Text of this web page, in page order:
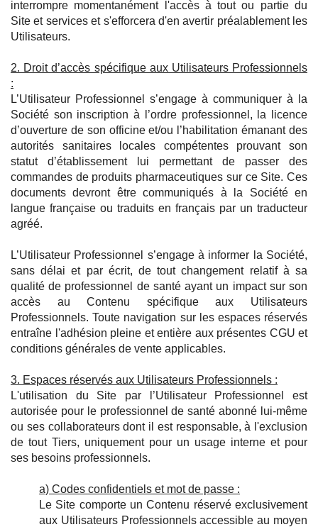
interrompre momentanément l'accès à tout ou partie du
Site et services et s'efforcera d'en avertir préalablement les
Utilisateurs.
2. Droit d’accès spécifique aux Utilisateurs Professionnels
:
L’Utilisateur Professionnel s’engage à communiquer à la
Société son inscription à l’ordre professionnel, la licence
d’ouverture de son officine et/ou l’habilitation émanant des
autorités sanitaires locales compétentes prouvant son
statut d’établissement lui permettant de passer des
commandes de produits pharmaceutiques sur ce Site. Ces
documents devront être communiqués à la Société en
langue française ou traduits en français par un traducteur
agréé.
L’Utilisateur Professionnel s’engage à informer la Société,
sans délai et par écrit, de tout changement relatif à sa
qualité de professionnel de santé ayant un impact sur son
accès au Contenu spécifique aux Utilisateurs
Professionnels. Toute navigation sur les espaces réservés
entraîne l'adhésion pleine et entière aux présentes CGU et
conditions générales de vente applicables.
3. Espaces réservés aux Utilisateurs Professionnels :
L'utilisation du Site par l’Utilisateur Professionnel est
autorisée pour le professionnel de santé abonné lui-même
ou ses collaborateurs dont il est responsable, à l'exclusion
de tout Tiers, uniquement pour un usage interne et pour
ses besoins professionnels.
a) Codes confidentiels et mot de passe :
Le Site comporte un Contenu réservé exclusivement
aux Utilisateurs Professionnels accessible au moyen